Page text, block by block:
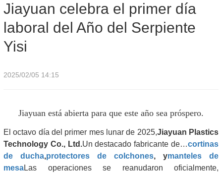
Jiayuan celebra el primer día
laboral del Año del Serpiente
Yisi
2025/02/05 14:15
Jiayuan está abierta para que este año sea próspero.
El octavo día del primer mes lunar de 2025,Jiayuan Plastics
Technology Co., Ltd.Un destacado fabricante de…cortinas
de ducha,protectores de colchones, ymanteles de
mesaLas operaciones se reanudaron oficialmente,